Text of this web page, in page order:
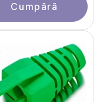
Cumpără